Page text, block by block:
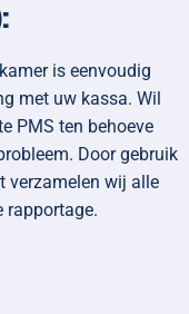
is eenvoudig
met uw kassa. Wil
PMS ten behoeve
Door gebruik
verzamelen wij alle
rapportage.